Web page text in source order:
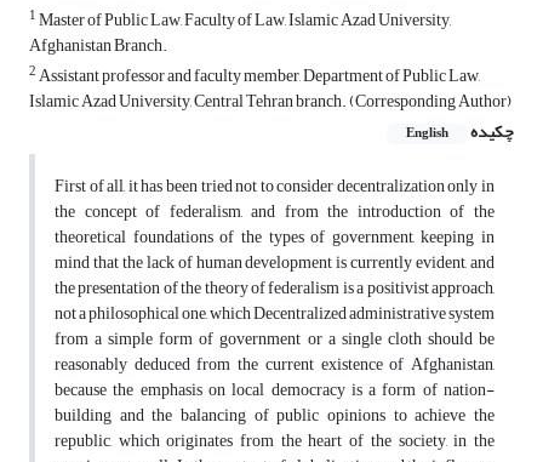
1Master of Public Law, Faculty of Law, Islamic Azad University,
Afghanistan Branch.
2Assistant professor and faculty member, Department of Public Law,
Islamic Azad University, Central Tehran branch. (Corresponding Author)
چکیده
English
First of all, it has been tried not to consider decentralization only in
the concept of federalism, and from the introduction of the
theoretical foundations of the types of government, keeping in
mind that the lack of human development is currently evident, and
the presentation of the theory of federalism is a positivist approach,
not a philosophical one, which Decentralized administrative system
from a simple form of government or a single cloth should be
reasonably deduced from the current existence of Afghanistan,
because the emphasis on local democracy is a form of nation-
building and the balancing of public opinions to achieve the
republic, which originates from the heart of the society, in the